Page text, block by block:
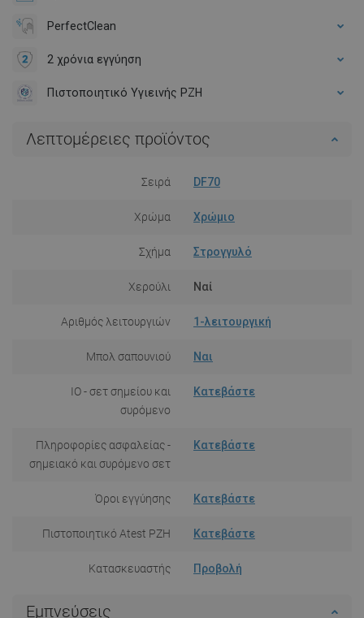
PerfectClean
2 χρόνια εγγύηση
Πιστοποιητικό Υγιεινής PZH
Λεπτομέρειες προϊόντος
Σειρά DF70
Χρώμα Χρώμιο
Σχήμα Στρογγυλό
Χερούλι Ναί
Αριθμός λειτουργιών 1-λειτουργική
Μπολ σαπουνιού Ναι
IO - σετ σημείου και
συρόμενο
Κατεβάστε
Πληροφορίες ασφαλείας -
σημειακό και συρόμενο σετ
Κατεβάστε
Όροι εγγύησης Κατεβάστε
Πιστοποιητικό Atest PZH Κατεβάστε
Κατασκευαστής Προβολή
Εμπνεύσεις